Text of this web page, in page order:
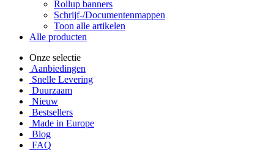
Rollup banners
Schrijf-/Documentenmappen
Toon alle artikelen
Alle producten
Onze selectie
Aanbiedingen
Snelle Levering
Duurzaam
Nieuw
Bestsellers
Made in Europe
Blog
FAQ